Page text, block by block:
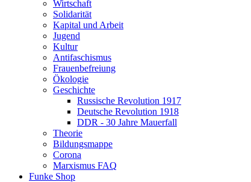
Wirtschaft
Solidarität
Kapital und Arbeit
Jugend
Kultur
Antifaschismus
Frauenbefreiung
Ökologie
Geschichte
Russische Revolution 1917
Deutsche Revolution 1918
DDR - 30 Jahre Mauerfall
Theorie
Bildungsmappe
Corona
Marxismus FAQ
Funke Shop